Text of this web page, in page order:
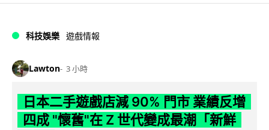
科技娛樂 遊戲情報
Lawton 3 小時
日本二手遊戲店減 90% 門市 業績反增
四成 "懷舊"在 Z 世代變成最潮「新鮮